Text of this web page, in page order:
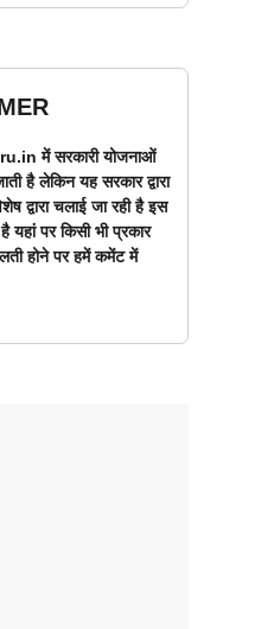
में सरकारी योजनाओं
है लेकिन यह सरकार द्वारा
द्वारा चलाई जा रही है इस
यहां पर किसी भी प्रकार
होने पर हमें कमेंट में